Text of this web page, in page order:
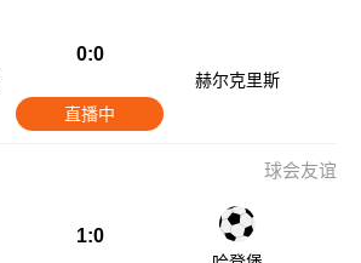
0:0
赫尔克里斯
直播中
球会友谊
1:0